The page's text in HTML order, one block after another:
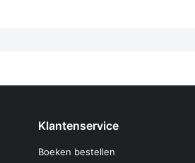
Klantenservice
Boeken bestellen